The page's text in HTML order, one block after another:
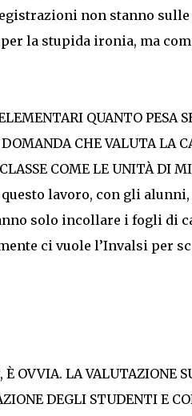
non stanno
la stupida ironia, ma
QUANTO PESA
CHE VALUTA LA
COME LE UNITÀ DI
lavoro, con gli alunni,
solo incollare i fogli di
ci vuole l’Invalsi per
OVVIA. LA VALUTAZIONE
DEGLI STUDENTI E